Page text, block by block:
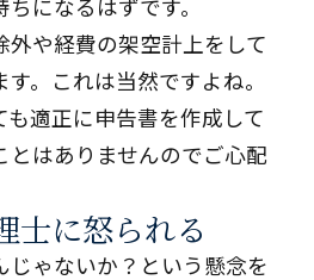
になるはずです。
外や経費の架空計上をして
。これは当然ですよね。
適正に申告書を作成して
とはありませんのでご心配
士に怒られる
じゃないか？という懸念を